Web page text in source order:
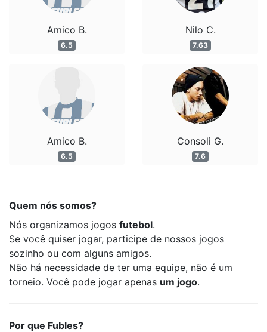
Amico B.
6.5
Amico B.
6.5
Nilo C.
7.63
Consoli G.
7.6
Quem nós somos?
Nós organizamos jogos futebol.
Se você quiser jogar, participe de nossos jogos
sozinho ou com alguns amigos.
Não há necessidade de ter uma equipe, não é um
torneio. Você pode jogar apenas um jogo.
Por que Fubles?